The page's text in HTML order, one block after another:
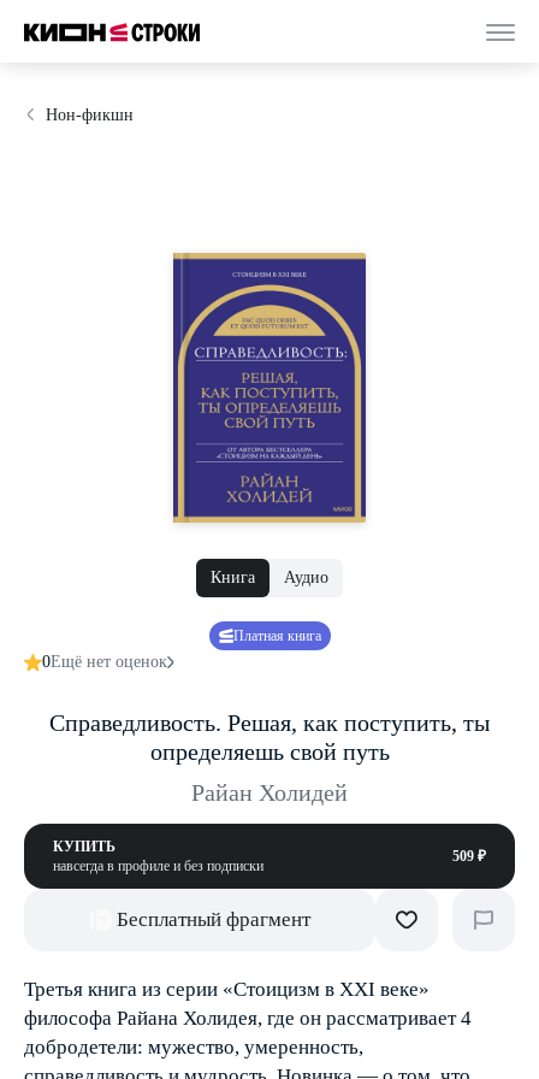
Нон-фикшн
Книга Аудио
Платная книга
0Ещё нет оценок
Справедливость. Решая, как поступить, ты
определяешь свой путь
Райан Холидей
КУПИТЬ
навсегда в профиле и без подписки
509 ₽
Бесплатный фрагмент
Третья книга из серии «Стоицизм в XXI веке»
философа Райана Холидея, где он рассматривает 4
добродетели: мужество, умеренность,